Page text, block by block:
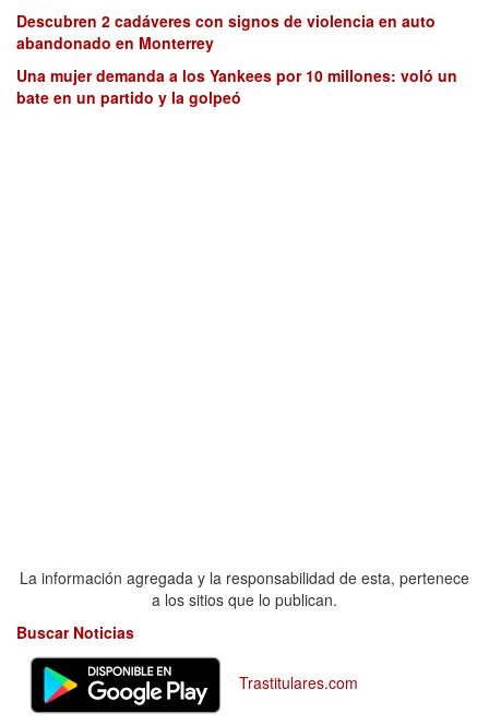
Descubren 2 cadáveres con signos de violencia en auto
abandonado en Monterrey
Una mujer demanda a los Yankees por 10 millones: voló un
bate en un partido y la golpeó
La información agregada y la responsabilidad de esta, pertenece
a los sitios que lo publican.
Buscar Noticias
Trastitulares.com